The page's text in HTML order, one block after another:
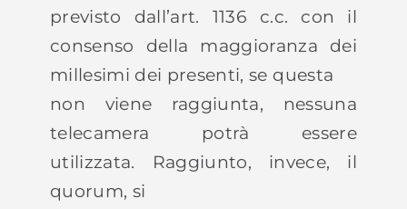
previsto dall’art. 1136 c.c. con il
consenso della maggioranza dei
millesimi dei presenti, se questa
non viene raggiunta, nessuna
telecamera potrà essere
utilizzata. Raggiunto, invece, il
quorum, si